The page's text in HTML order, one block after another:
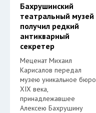
Бахрушинский
театральный музей
получил редкий
антикварный
секретер
Меценат Михаил
Карисалов передал
музею уникальное бюро
XIX века,
принадлежавшее
Алексею Бахрушину